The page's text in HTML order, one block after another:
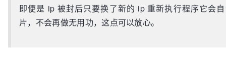
即便是 ip 被封后只要换了新的 ip 重新执行程序它会
片，不会再做无用功，这点可以放心。